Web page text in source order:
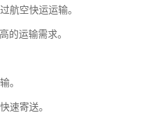
航空快运运输。
的运输需求。
。
速寄送。